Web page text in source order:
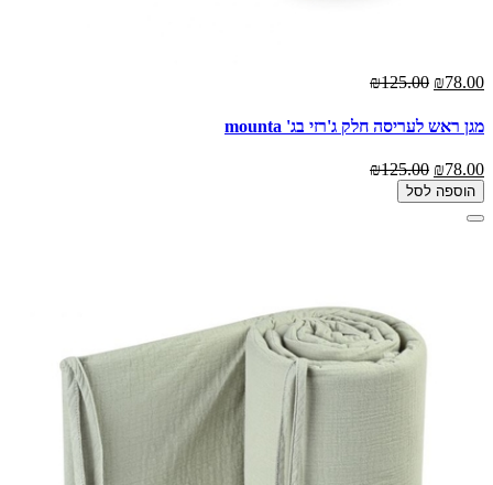
₪78.00
₪125.00
מגן ראש לעריסה חלק ג'רזי בג' mounta
₪78.00
₪125.00
הוספה לסל